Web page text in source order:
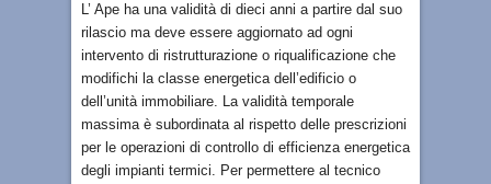
L’ Ape ha una validità di dieci anni a partire dal suo
rilascio ma deve essere aggiornato ad ogni
intervento di ristrutturazione o riqualificazione che
modifichi la classe energetica dell’edificio o
dell’unità immobiliare. La validità temporale
massima è subordinata al rispetto delle prescrizioni
per le operazioni di controllo di efficienza energetica
degli impianti termici. Per permettere al tecnico